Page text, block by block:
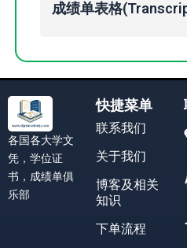
成绩单表格
各国各大学文
凭，学位证
书，成绩单俱
乐部
快捷菜单
联系我们
关于我们
博客及相关
知识
下单流程